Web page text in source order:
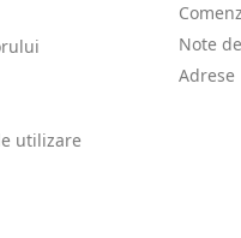
utilizare
Note
Adrese